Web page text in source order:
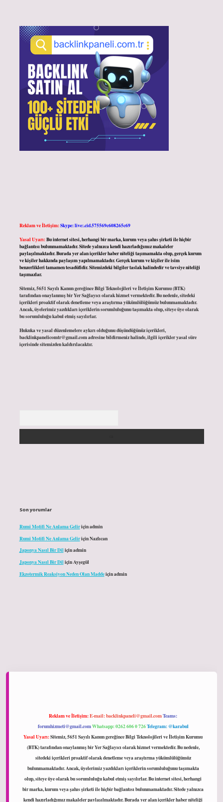
Reklam ve İletişim:Skype: live:.cid.575569c608265c69
Yasal Uyarı:Bu internet sitesi, herhangi bir marka, kurum veya şahıs şirketi ile hiçbir
bağlantısı bulunmamaktadır. Sitede yalnızca kendi hazırladığımız makaleler
paylaşılmaktadır. Burada yer alan içerikler haber niteliği taşımamakta olup, gerçek kurum
ve kişiler hakkında paylaşım yapılmamaktadır. Gerçek kurum ve kişiler ile isim
benzerlikleri tamamen tesadüfidir. Sitemizdeki bilgiler taslak halindedir ve tavsiye niteliği
taşımazlar.
Sitemiz, 5651 Sayılı Kanun gereğince Bilgi Teknolojileri ve İletişim Kurumu (BTK)
tarafından onaylanmış bir Yer Sağlayıcı olarak hizmet vermektedir. Bu nedenle, sitedeki
içerikleri proaktif olarak denetleme veya araştırma yükümlülüğümüz bulunmamaktadır.
Ancak, üyelerimiz yazdıkları içeriklerin sorumluluğunu taşımakta olup, siteye üye olarak
bu sorumluluğu kabul etmiş sayılırlar.
Hukuka ve yasal düzenlemelere aykırı olduğunu düşündüğünüz içerikleri,
backlinkpanelicomtr@gmail.comadresine bildirmeniz halinde, ilgili içerikler yasal süre
içerisinde sitemizden kaldırılacaktır.
Son yorumlar
Rumi Motifi Ne Anlama Geliriçinadmin
Rumi Motifi Ne Anlama GeliriçinNazlıcan
Japonya Nasıl Bir Diliçinadmin
Japonya Nasıl Bir DiliçinAyşegül
Ekzotermik Reaksiyon Neden Olan Maddeiçinadmin
Reklam ve İletişim:E-mail:backlinkpaneli@gmail.comTeams:
forumhizmeti@gmail.comWhatsapp: 0262 606 0 726Telegram: @karabul
Yasal Uyarı:Sitemiz, 5651 Sayılı Kanun gereğince Bilgi Teknolojileri ve İletişim Kurumu
(BTK) tarafından onaylanmış bir Yer Sağlayıcı olarak hizmet vermektedir. Bu nedenle,
sitedeki içerikleri proaktif olarak denetleme veya araştırma yükümlülüğümüz
bulunmamaktadır. Ancak, üyelerimiz yazdıkları içeriklerin sorumluluğunu taşımakta
olup, siteye üye olarak bu sorumluluğu kabul etmiş sayılırlar. Bu internet sitesi, herhangi
bir marka, kurum veya şahıs şirketi ile hiçbir bağlantısı bulunmamaktadır. Sitede yalnızca
kendi hazırladığımız makaleler paylaşılmaktadır. Burada yer alan içerikler haber niteliği